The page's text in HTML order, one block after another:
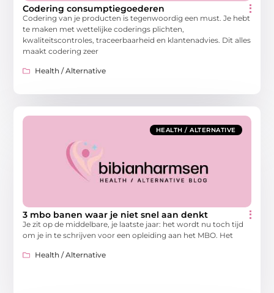
Codering consumptiegoederen
Codering van je producten is tegenwoordig een must. Je hebt
te maken met wettelijke coderings plichten,
kwaliteitscontroles, traceerbaarheid en klantenadvies. Dit alles
maakt codering zeer
Health / Alternative
HEALTH / ALTERNATIVE
3 mbo banen waar je niet snel aan denkt
Je zit op de middelbare, je laatste jaar: het wordt nu toch tijd
om je in te schrijven voor een opleiding aan het MBO. Het
Health / Alternative